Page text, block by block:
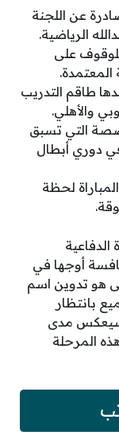
عن اللجنة
الرياضية.
على
المعتمدة.
طاقم التدريب
والأهلي.
التي تسبق
دوري أبطال
لحظة
أوجها في
هو تدوين اسم
بانتظار
سيعكس مدى
المرحلة